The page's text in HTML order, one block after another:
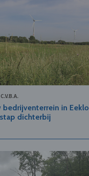
bedrijventerrein in Eeklo
dichterbij